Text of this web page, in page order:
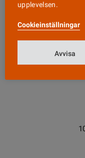
upplevelsen.
Cookieinställningar
Avvisa